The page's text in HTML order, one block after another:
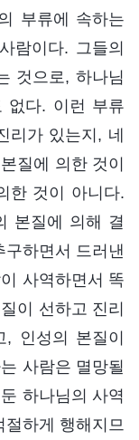
부류에 속하는
람이다. 그들의
것으로, 하나님
없다. 이런 부류
리가 있는지, 네
질에 의한 것이
한 것이 아니다.
본질에 의해 결
하면서 드러낸
사역하면서 똑
이 선하고 진리
, 인성의 본질이
사람은 멸망될
하나님의 사역
하게 행해지므